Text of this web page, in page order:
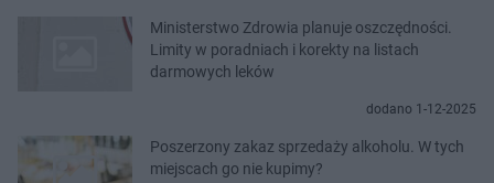
Ministerstwo Zdrowia planuje oszczędności.
Limity w poradniach i korekty na listach
darmowych leków
dodano 1-12-2025
Poszerzony zakaz sprzedaży alkoholu. W tych
miejscach go nie kupimy?